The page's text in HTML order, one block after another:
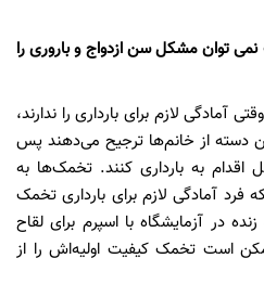
نمی توان مشکل سن ازدواج و باروری را
آمادگی لازم برای بارداری را ندارند،
دسته از خانم‌ها ترجیح می‌دهند پس
اقدام به بارداری کنند. تخمک‌ها به
آمادگی لازم برای بارداری تخمک
در آزمایشگاه با اسپرم برای لقاح
است تخمک کیفیت اولیه‌اش را از